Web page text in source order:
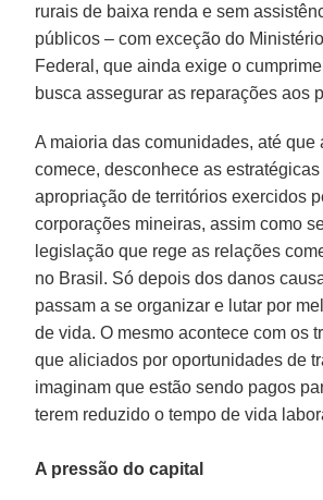
rurais de baixa renda e sem
públicos – com exceção do
Federal, que ainda exige o
busca assegurar as reparações aos
A maioria das comunidades, até que
comece, desconhece as
apropriação de territórios exercidos
corporações mineiras, assim como
legislação que rege as relações
no Brasil. Só depois dos danos
passam a se organizar e lutar por
de vida. O mesmo acontece com os
que aliciados por oportunidades de
imaginam que estão sendo pagos
terem reduzido o tempo de vida
A pressão do capital